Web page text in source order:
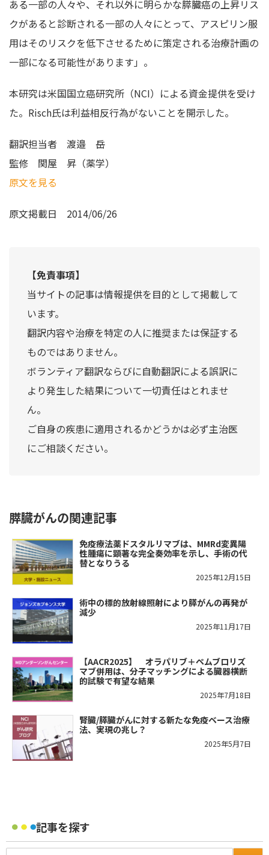
ある一部の人々や、それ以外に明らかな膵臓癌の上昇リス
クがあると診断される一部の人々にとって、アスピリン服
用はそのリスクを低下させるために策定される治療計画の
一部になる可能性があります」。
本研究は米国国立癌研究所（NCI）による資金提供を受け
た。Risch氏は利益相反行為がないことを開示した。
翻訳担当者 渡邉 岳
監修 関屋 昇（薬学）
原文を見る
原文掲載日 2014/06/26
【免責事項】
当サイトの記事は情報提供を目的として掲載して
います。
翻訳内容や治療を特定の人に推奨または保証する
ものではありません。
ボランティア翻訳ならびに自動翻訳による誤訳に
より発生した結果について一切責任はとれませ
ん。
ご自身の疾患に適用されるかどうかは必ず主治医
にご相談ください。
膵臓がんの関連記事
免疫療法薬ドスタルリマブは、MMRd変異陽
性腫瘍に顕著な完全奏効率を示し、手術の代
替となりうる
2025年12月15日
術中の標的放射線照射により膵がんの再発が
減少
2025年11月17日
【AACR2025】 オラパリブ＋ペムブロリズ
マブ併用は、分子マッチングによる臓器横断
的試験で有望な結果
2025年7月18日
腎臓/膵臓がんに対する新たな免疫ベース治療
法、実現の兆し？
2025年5月7日
記事を探す